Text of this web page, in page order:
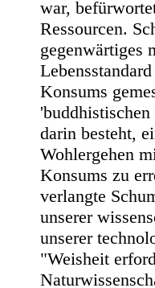
war,
Ressourcen.
gegenwärtiges
Konsums
darin besteht,
Wohlergehen
Konsums zu
verlangte
unserer
unserer
"Weisheit